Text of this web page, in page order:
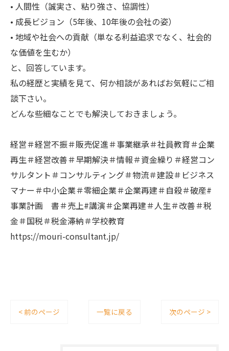
• 人間性（誠実さ、粘り強さ、協調性）
• 成長ビジョン（5年後、10年後の会社の姿）
• 地域や社会への貢献（単なる利益追求でなく、社会的
な価値を生むか）
と、回答しています。
私の経歴と実績を見て、何か相談があればお気軽にご相
談下さい。
どんな些細なことでも解決しておきましょう。
経営＃経営不振＃販売促進＃事業継承＃社員教育＃企業
再生＃経営改善＃早期解決＃情報＃資金繰り＃経営コン
サルタント＃コンサルティング＃物流＃建設＃ビジネス
マナー＃中小企業＃零細企業＃企業再建＃自殺＃破産#
事業計画 書＃売上#講演＃企業再建＃人生＃改善＃税
金＃国税＃税金滞納＃学校教育
https://mouri-consultant.jp/
< 前のページ 一覧に戻る 次のページ >